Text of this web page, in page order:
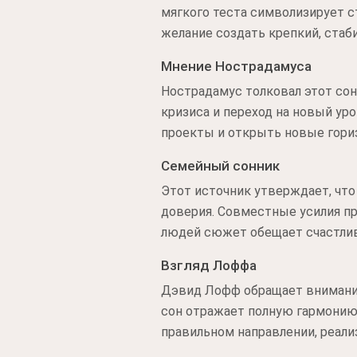
мягкого теста символизирует
желание создать крепкий,
Мнение Нострадамуса
Нострадамус толковал этот
кризиса и переход на новый
проекты и открыть новые
Семейный сонник
Этот источник утверждает,
доверия. Совместные усилия
людей сюжет обещает
Взгляд Лоффа
Дэвид Лофф обращает
сон отражает полную
правильном направлении,